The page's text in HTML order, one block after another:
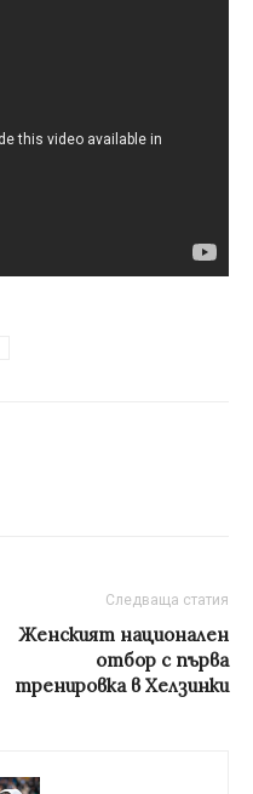
Следваща статия
Женският национален
отбор с първа
тренировка в Хелзинки